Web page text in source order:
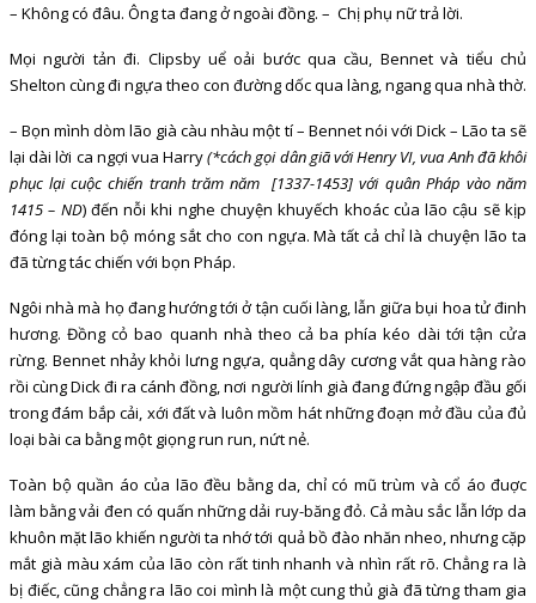
– Không có đâu. Ông ta đang ở ngoài đồng. – Chị phụ nữ trả lời.
Mọi người tản đi. Clipsby uể oải bước qua cầu, Bennet và tiểu chủ
Shelton cùng đi ngựa theo con đường dốc qua làng, ngang qua nhà thờ.
– Bọn mình dòm lão già càu nhàu một tí – Bennet nói với Dick – Lão ta sẽ
lại dài lời ca ngợi vua Harry(*cách gọi dân giã với Henry VI, vua Anh đã khôi
phục lại cuộc chiến tranh trăm năm [1337-1453] với quân Pháp vào năm
1415 – ND) đến nỗi khi nghe chuyện khuyếch khoác của lão cậu sẽ kịp
đóng lại toàn bộ móng sắt cho con ngựa. Mà tất cả chỉ là chuyện lão ta
đã từng tác chiến với bọn Pháp.
Ngôi nhà mà họ đang hướng tới ở tận cuối làng, lẫn giữa bụi hoa tử đinh
hương. Đồng cỏ bao quanh nhà theo cả ba phía kéo dài tới tận cửa
rừng. Bennet nhảy khỏi lưng ngựa, quẳng dây cương vắt qua hàng rào
rồi cùng Dick đi ra cánh đồng, nơi người lính già đang đứng ngập đầu gối
trong đám bắp cải, xới đất và luôn mồm hát những đoạn mở đầu của đủ
loại bài ca bằng một giọng run run, nứt nẻ.
Toàn bộ quần áo của lão đều bằng da, chỉ có mũ trùm và cổ áo đuợc
làm bằng vải đen có quấn những dải ruy-băng đỏ. Cả màu sắc lẫn lớp da
khuôn mặt lão khiến người ta nhớ tới quả bồ đào nhăn nheo, nhưng cặp
mắt già màu xám của lão còn rất tinh nhanh và nhìn rất rõ. Chẳng ra là
bị điếc, cũng chẳng ra lão coi mình là một cung thủ già đã từng tham gia